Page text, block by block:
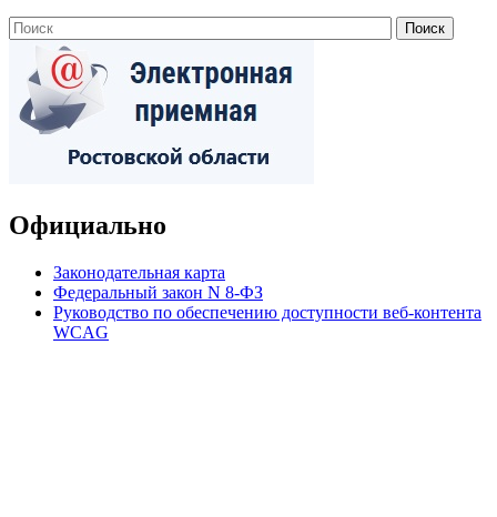
Официально
Законодательная карта
Федеральный закон N 8-ФЗ
Руководство по обеспечению доступности веб-контента
WCAG